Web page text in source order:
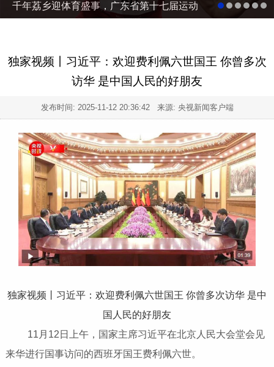
千年荔乡迎体育盛事，广东省第十七届运动
独家视频丨习近平：欢迎费利佩六世国王 你曾多次
访华 是中国人民的好朋友
发布时间: 2025-11-12 20:36:42来源: 央视新闻客户端
独家视频丨习近平：欢迎费利佩六世国王 你曾多次访华 是中
国人民的好朋友
11月12日上午，国家主席习近平在北京人民大会堂会见
来华进行国事访问的西班牙国王费利佩六世。